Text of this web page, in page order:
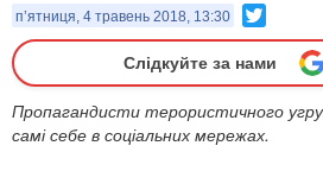
п’ятниця, 4 травень 2018, 13:30
Слідкуйте за нами
Пропагандисти терористичного
самі себе в соціальних мережах.